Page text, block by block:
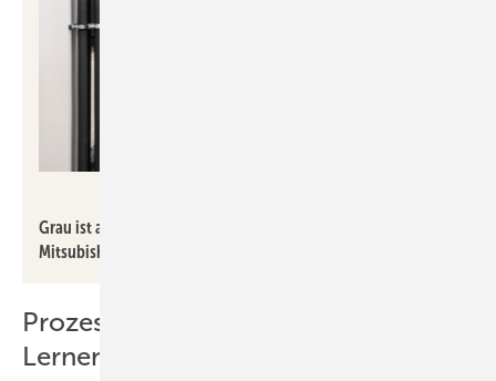
Grau ist alle Theorie: Für optimale Lernerfolge setzt
Mitsubishi Electric in seinen Schulungen auf Praxisnähe.
Prozessoptimierung und flexibles
Lernen